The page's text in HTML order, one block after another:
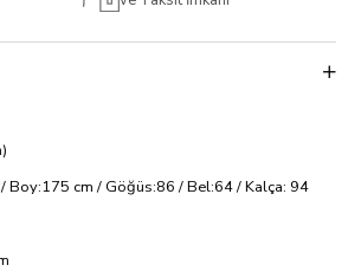
Boy:175 cm / Göğüs:86 / Bel:64 / Kalça: 94